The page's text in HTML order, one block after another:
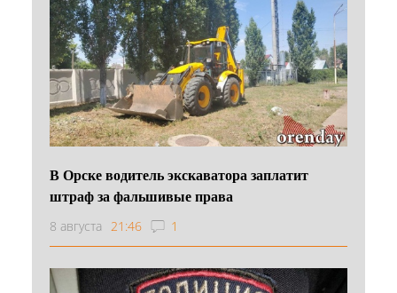
В Орске водитель экскаватора заплатит
штраф за фальшивые права
8 августа 21:46 1